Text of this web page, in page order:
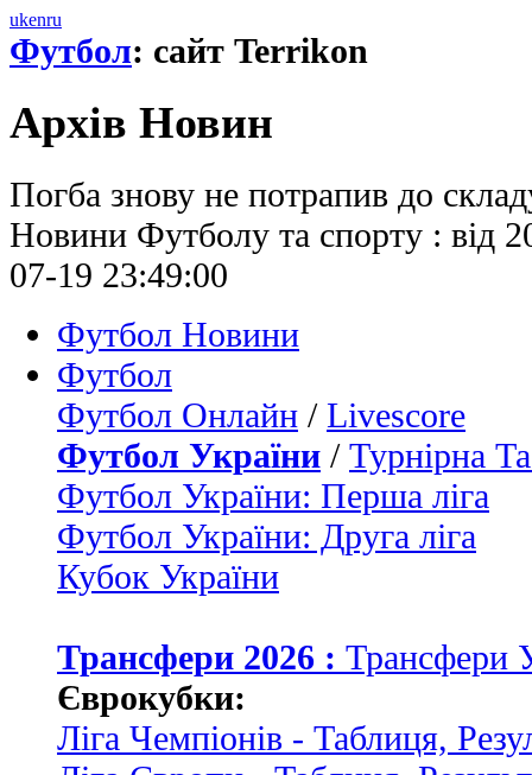
ukenru
Футбол: сайт Terrikon
Архів Новин
Погба знову не потрапив до
Новини Футболу та спорту : від
07-19 23:49:00
Футбол Новини
Футбол
Футбол Онлайн / Livescore
Футбол України / Турнірна
Футбол України: Перша ліга
Футбол України: Друга ліга
Кубок України
Трансфери 2026 : Трансфери
Єврокубки:
Ліга Чемпіонів - Таблиця,